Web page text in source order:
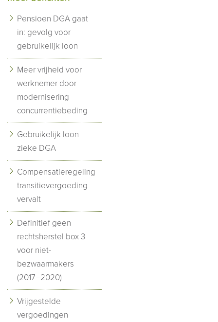
Pensioen DGA gaat
in: gevolg voor
gebruikelijk loon
Meer vrijheid voor
werknemer door
modernisering
concurrentiebeding
Gebruikelijk loon
zieke DGA
Compensatieregeling
transitievergoeding
vervalt
Definitief geen
rechtsherstel box 3
voor niet-
bezwaarmakers
(2017–2020)
Vrijgestelde
vergoedingen